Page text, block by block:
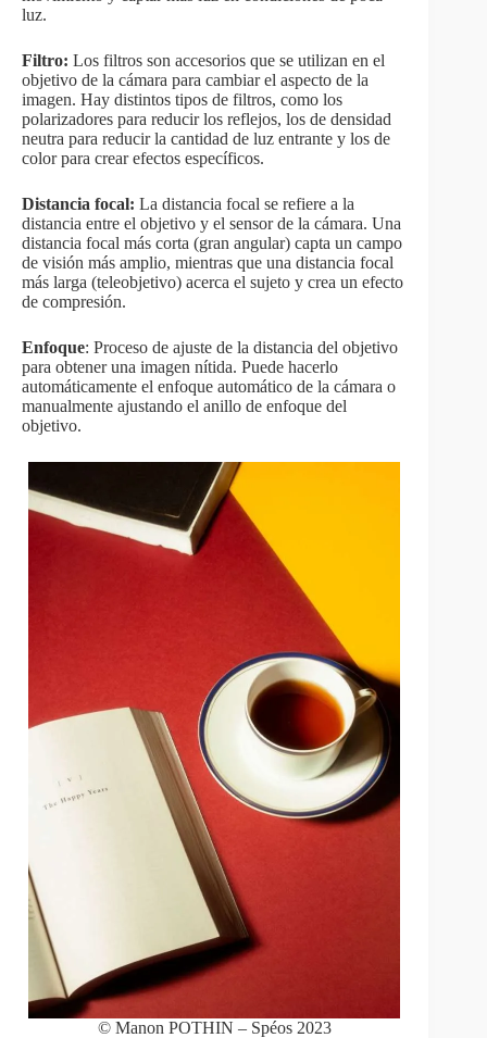
luz.
Filtro: Los filtros son accesorios que se utilizan en el
objetivo de la cámara para cambiar el aspecto de la
imagen. Hay distintos tipos de filtros, como los
polarizadores para reducir los reflejos, los de densidad
neutra para reducir la cantidad de luz entrante y los de
color para crear efectos específicos.
Distancia focal: La distancia focal se refiere a la
distancia entre el objetivo y el sensor de la cámara. Una
distancia focal más corta (gran angular) capta un campo
de visión más amplio, mientras que una distancia focal
más larga (teleobjetivo) acerca el sujeto y crea un efecto
de compresión.
Enfoque: Proceso de ajuste de la distancia del objetivo
para obtener una imagen nítida. Puede hacerlo
automáticamente el enfoque automático de la cámara o
manualmente ajustando el anillo de enfoque del
objetivo.
© Manon POTHIN – Spéos 2023